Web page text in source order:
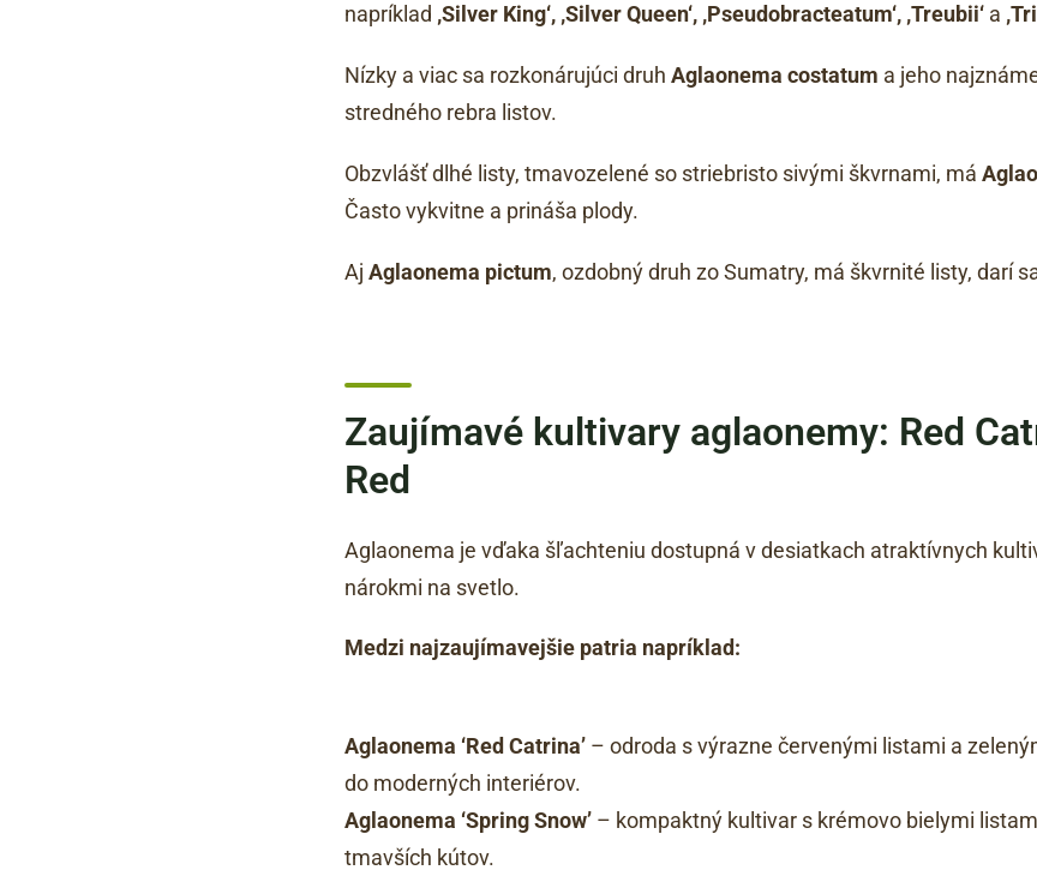
napríklad ‚Silver King‘, ‚Silver Queen‘, ‚Pseudobracteatum‘, ‚Treubii‘ a
Nízky a viac sa rozkonárujúci druh Aglaonema costatum a jeho
stredného rebra listov.
Obzvlášť dlhé listy, tmavozelené so striebristo sivými škvrnami, má
Často vykvitne a prináša plody.
Aj Aglaonema pictum, ozdobný druh zo Sumatry, má škvrnité listy, darí
Zaujímavé kultivary aglaonemy: Red
Red
Aglaonema je vďaka šľachteniu dostupná v desiatkach atraktívnych
nárokmi na svetlo.
Medzi najzaujímavejšie patria napríklad:
Aglaonema ‘Red Catrina’ – odroda s výrazne červenými listami a
do moderných interiérov.
Aglaonema ‘Spring Snow’ – kompaktný kultivar s krémovo bielymi
tmavších kútov.